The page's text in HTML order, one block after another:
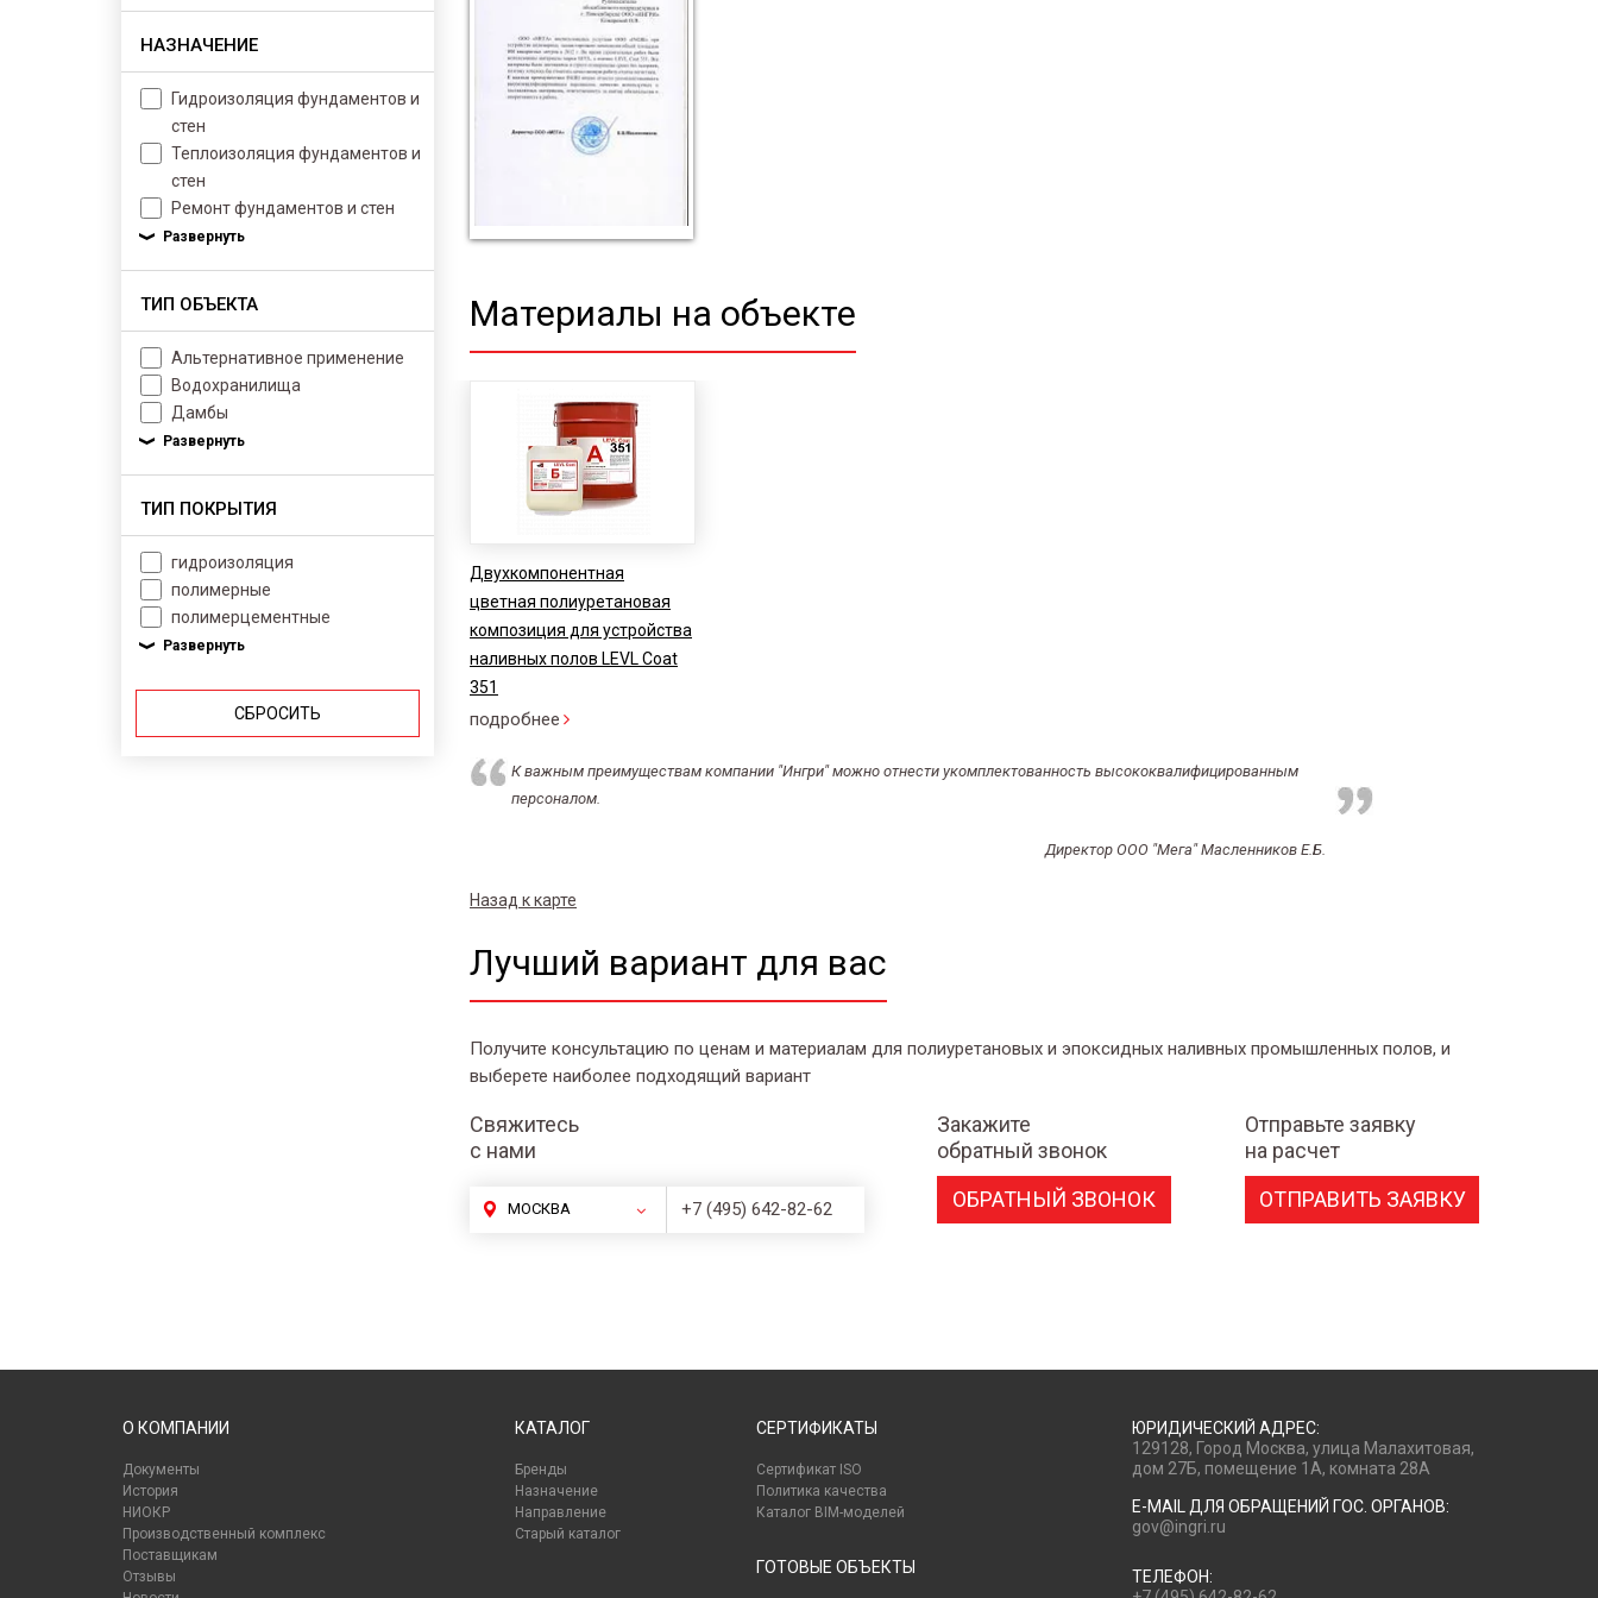
НАЗНАЧЕНИЕ
Гидроизоляция фундаментов и
стен
Теплоизоляция фундаментов и
стен
Ремонт фундаментов и стен
ТИП ОБЪЕКТА
Альтернативное применение
Водохранилища
Дамбы
ТИП ПОКРЫТИЯ
гидроизоляция
полимерные
полимерцементные
СБРОСИТЬ
Материалы на объекте
Двухкомпонентная
цветная полиуретановая
композиция для устройства
наливных полов LEVL Coat
351
подробнее
К важным преимуществам компании "Ингри" можно отнести укомплектованность высококвалифицированным
персоналом.
Директор ООО "Мега" Масленников Е.Б.
Назад к карте
Лучший вариант для вас
Получите консультацию по ценам и материалам для полиуретановых и эпоксидных наливных промышленных полов, и
выберете наиболее подходящий вариант
Свяжитесь
с нами
МОСКВА +7 (495) 642-82-62
Закажите
обратный звонок
ОБРАТНЫЙ ЗВОНОК
Отправьте заявку
на расчет
ОТПРАВИТЬ ЗАЯВКУ
О КОМПАНИИ
Документы
История
НИОКР
Производственный комплекс
Поставщикам
Отзывы
КАТАЛОГ
Бренды
Назначение
Направление
Старый каталог
СЕРТИФИКАТЫ
Сертификат ISO
Политика качества
Каталог BIM-моделей
ГОТОВЫЕ ОБЪЕКТЫ
ЮРИДИЧЕСКИЙ АДРЕС:
129128, Город Москва, улица Малахитовая,
дом 27Б, помещение 1А, комната 28А
E-MAIL ДЛЯ ОБРАЩЕНИЙ ГОС. ОРГАНОВ:
gov@ingri.ru
ТЕЛЕФОН: